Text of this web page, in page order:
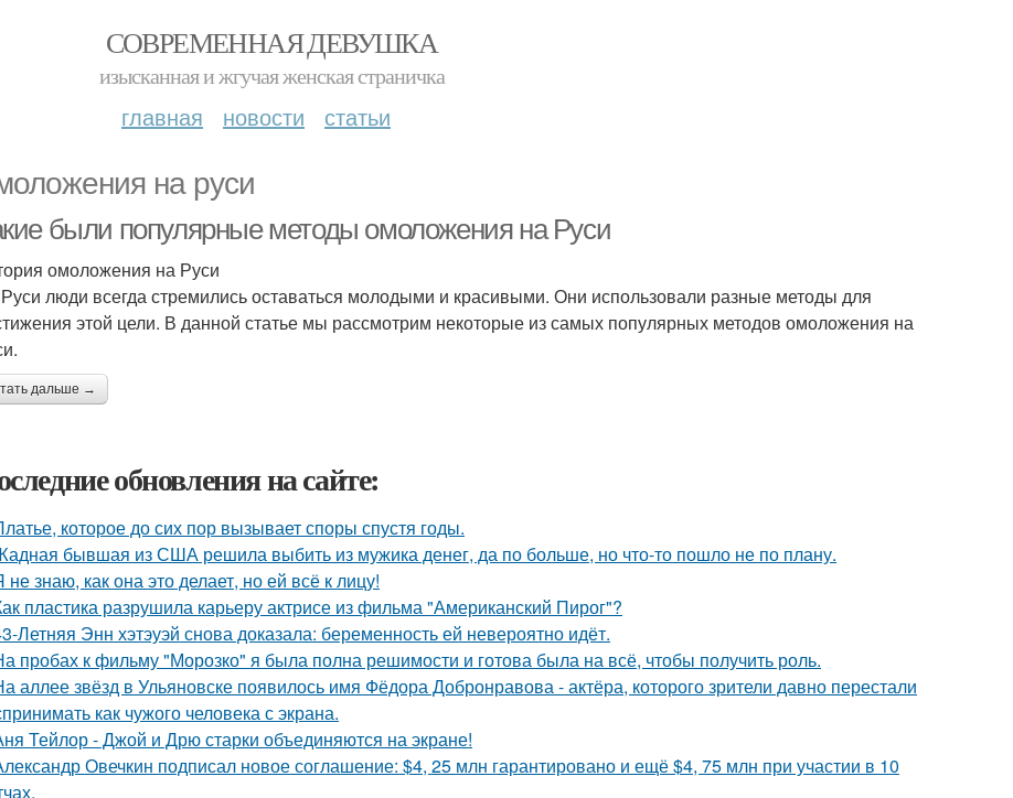
СОВРЕМЕННАЯ ДЕВУШКА
изысканная и жгучая женская страничка
главная новости статьи
на руси
были популярные методы омоложения на Руси
омоложения на Руси
люди всегда стремились оставаться молодыми и красивыми. Они использовали разные методы для
этой цели. В данной статье мы рассмотрим некоторые из самых популярных методов омоложения на
дальше →
обновления на сайте:
которое до сих пор вызывает споры спустя годы.
бывшая из США решила выбить из мужика денег, да по больше, но что-то пошло не по плану.
не знаю, как она это делает, но ей всё к лицу!
пластика разрушила карьеру актрисе из фильма "Американский Пирог"?
Летняя Энн хэтэуэй снова доказала: беременность ей невероятно идёт.
пробах к фильму "Морозко" я была полна решимости и готова была на всё, чтобы получить роль.
аллее звёзд в Ульяновске появилось имя Фёдора Добронравова - актёра, которого зрители давно перестали
как чужого человека с экрана.
Тейлор - Джой и Дрю старки объединяются на экране!
Овечкин подписал новое соглашение: $4, 25 млн гарантировано и ещё $4, 75 млн при участии в 10